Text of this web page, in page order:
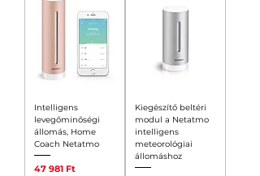
Intelligens
levegőminőségi
állomás, Home
Coach Netatmo
Ár
47 981 Ft
Kiegészítő beltéri
modul a Netatmo
intelligens
meteorológiai
állomáshoz